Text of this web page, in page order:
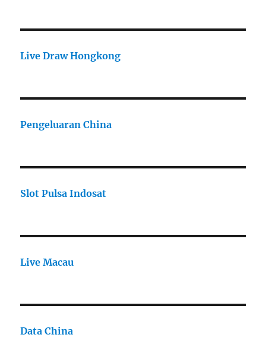
Live Draw Hongkong
Pengeluaran China
Slot Pulsa Indosat
Live Macau
Data China